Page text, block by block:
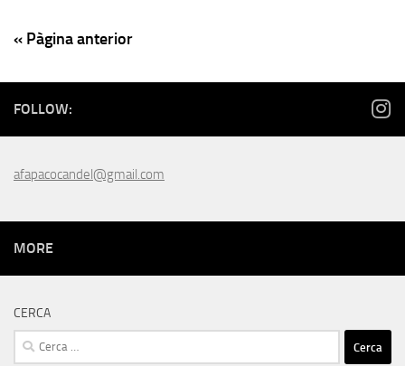
« Pàgina anterior
FOLLOW:
afapacocandel@gmail.com
MORE
CERCA
Cerca: